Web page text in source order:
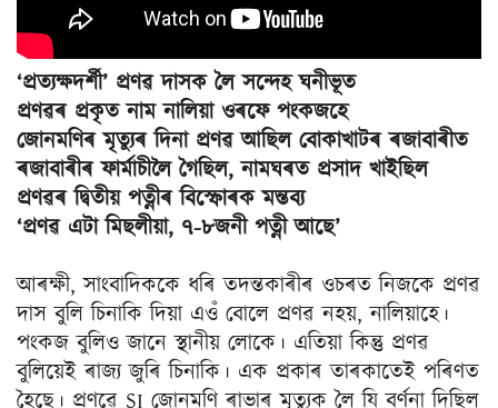
‘প্ৰত্যক্ষদৰ্শী’ প্ৰণৱ দাসক লৈ সন্দেহ ঘনীভূত
প্ৰণৱৰ প্ৰকৃত নাম নালিয়া ওৰফে পংকজহে
জোনমণিৰ মৃত্যুৰ দিনা প্ৰণৱ আছিল বোকাখাটৰ ৰজাবাৰীত
ৰজাবাৰীৰ ফাৰ্মাচীলৈ গৈছিল, নামঘৰত প্ৰসাদ খাইছিল
প্ৰণৱৰ দ্বিতীয় পত্নীৰ বিস্ফোৰক মন্তব্য
‘প্ৰণৱ এটা মিছলীয়া, ৭-৮জনী পত্নী আছে’
আৰক্ষী, সাংবাদিককে ধৰি তদন্তকাৰীৰ ওচৰত নিজকে প্ৰণৱ
দাস বুলি চিনাকি দিয়া এওঁ বোলে প্ৰণৱ নহয়, নালিয়াহে।
পংকজ বুলিও জানে স্থানীয় লোকে। এতিয়া কিন্তু প্ৰণৱ
বুলিয়েই ৰাজ্য জুৰি চিনাকি। এক প্ৰকাৰ তাৰকাতেই পৰিণত
হৈছে। প্ৰণৱে SI জোনমণি ৰাভাৰ মৃত্যুক লৈ যি বৰ্ণনা দিছিল